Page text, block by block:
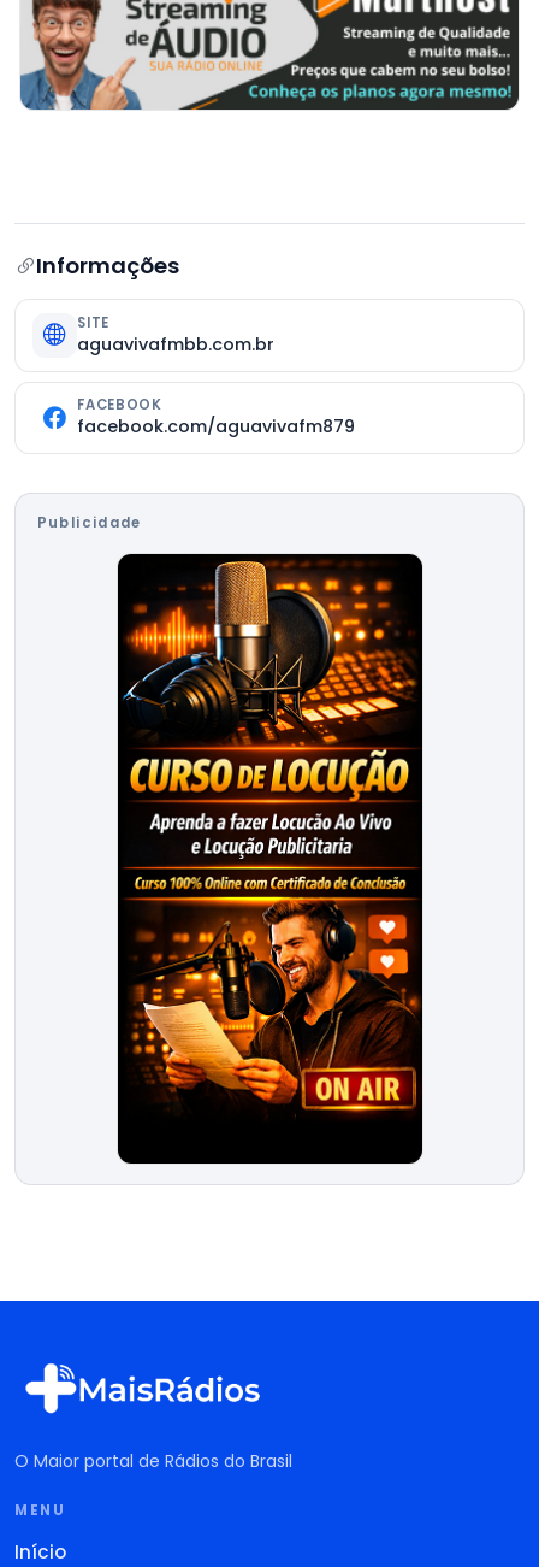
Informações
SITE
aguavivafmbb.com.br
FACEBOOK
facebook.com/aguavivafm879
Publicidade
O Maior portal de Rádios do Brasil
MENU
Início